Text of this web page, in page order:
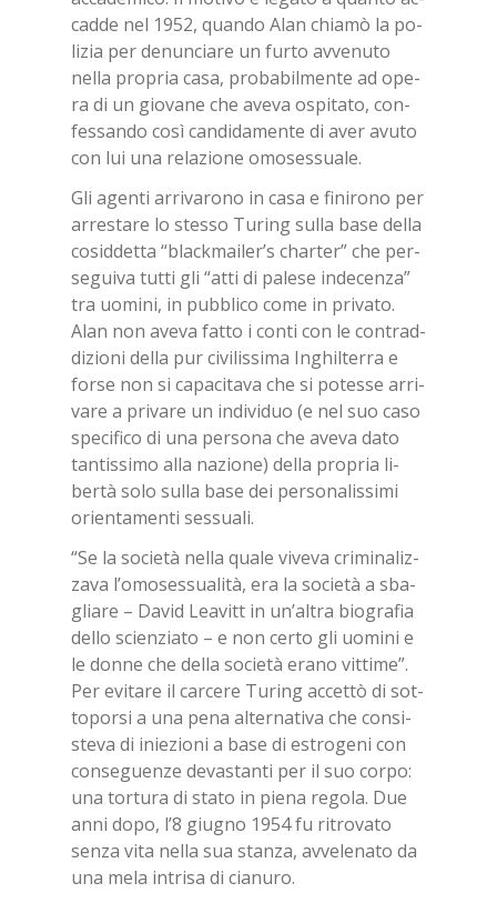
cad­de nel 1952, quan­do Alan chia­mò la po­
li­zia per de­nun­cia­re un fur­to av­ve­nu­to
nel­la pro­pria casa, pro­ba­bil­men­te ad ope­
ra di un gio­va­ne che ave­va ospi­ta­to, con­
fes­san­do così can­di­da­men­te di aver avu­to
con lui una re­la­zio­ne omo­ses­sua­le.
Gli agen­ti ar­ri­va­ro­no in casa e fi­ni­ro­no per
ar­re­sta­re lo stes­so Tu­ring sul­la base del­la
co­sid­det­ta “black­mai­ler’s char­ter” che per­
se­gui­va tut­ti gli “atti di pa­le­se in­de­cen­za”
tra uo­mi­ni, in pub­bli­co come in pri­va­to.
Alan non ave­va fat­to i con­ti con le con­trad­
di­zio­ni del­la pur ci­vi­lis­si­ma In­ghil­ter­ra e
for­se non si ca­pa­ci­ta­va che si po­tes­se ar­ri­
va­re a pri­va­re un in­di­vi­duo (e nel suo caso
spe­ci­fi­co di una per­so­na che ave­va dato
tan­tis­si­mo alla na­zio­ne) del­la pro­pria li­
ber­tà solo sul­la base dei per­so­na­lis­si­mi
orien­ta­men­ti ses­sua­li.
“Se la so­cie­tà nel­la qua­le vi­ve­va cri­mi­na­liz­
za­va l’o­mo­ses­sua­li­tà, era la so­cie­tà a sba­
glia­re – Da­vid Lea­vitt in un’al­tra bio­gra­fia
del­lo scien­zia­to – e non cer­to gli uo­mi­ni e
le don­ne che del­la so­cie­tà era­no vit­ti­me”.
Per evi­ta­re il car­ce­re Tu­ring ac­cet­tò di sot­
to­por­si a una pena al­ter­na­ti­va che con­si­
ste­va di inie­zio­ni a base di estro­ge­ni con
con­se­guen­ze de­va­stan­ti per il suo cor­po:
una tor­tu­ra di sta­to in pie­na re­go­la. Due
anni dopo, l’8 giu­gno 1954 fu ri­tro­va­to
sen­za vita nel­la sua stan­za, av­ve­le­na­to da
una mela in­tri­sa di cia­nu­ro.